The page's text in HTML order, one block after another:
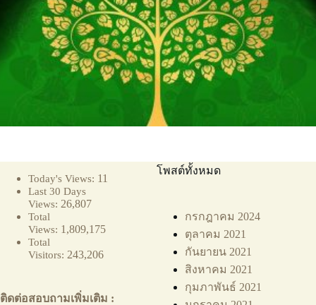
Today's Views: 11
Last 30 Days
Views: 26,807
Total
Views: 1,809,175
Total
Visitors: 243,206
ติดต่อสอบถามเพิ่มเติม :
โพสต์ทั้งหมด
กรกฎาคม 2024
ตุลาคม 2021
กันยายน 2021
สิงหาคม 2021
กุมภาพันธ์ 2021